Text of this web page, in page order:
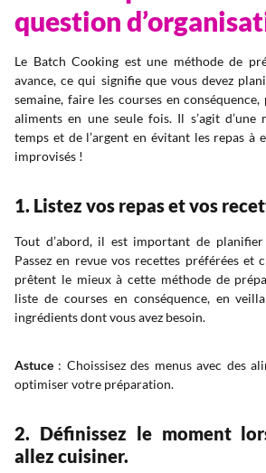
question
Le Batch Cooking est une méthode de
avance, ce qui signifie que vous devez
semaine, faire les courses en
aliments en une seule fois. Il s’agit d’une
temps et de l’argent en évitant les repas à
improvisés !
1. Listez vos repas et vos
Tout d’abord, il est important de planifier
Passez en revue vos recettes préférées et
prêtent le mieux à cette méthode de
liste de courses en conséquence, en
ingrédients dont vous avez besoin.
Astuce : Choissisez des menus avec des
optimiser votre préparation.
2. Définissez le moment
allez cuisiner.